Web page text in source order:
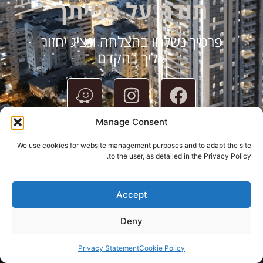
Manage Consent
We use cookies for website management purposes and to adapt the site
to the user, as detailed in the Privacy Policy.
Accept
Deny
Cookie Policy
Privacy Statement
תודה על פנייתך
פרטיך נשלחו בהצלחה ונציג יחזור
אליך בהקדם